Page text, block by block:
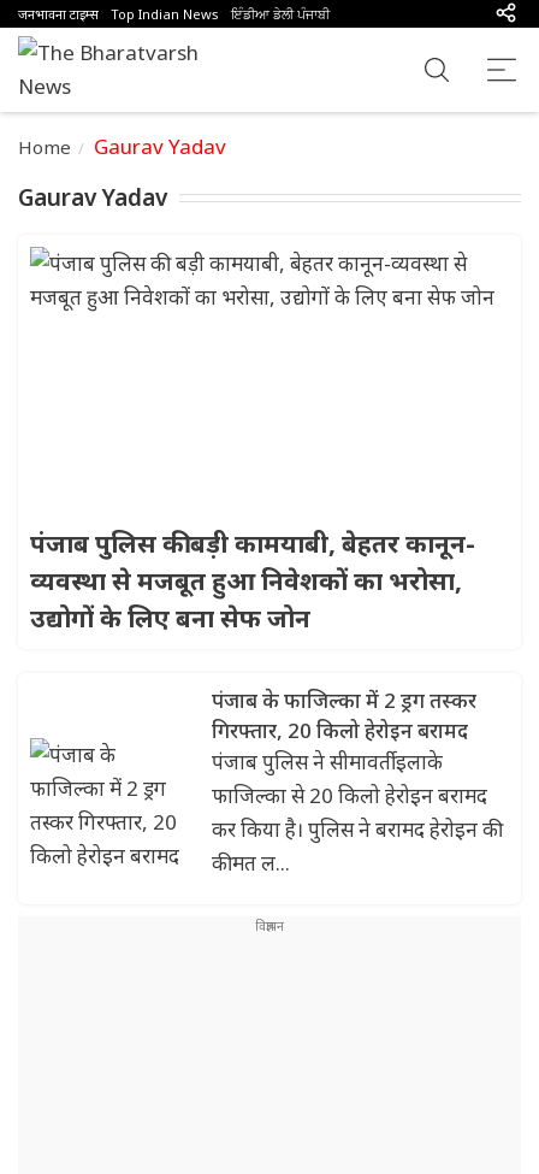
जनभावना टाइम्स Top Indian News ਇੰਡੀਆ ਡੇਲੀ ਪੰਜਾਬੀ
Home Gaurav Yadav
Gaurav Yadav
पंजाब पुलिस की बड़ी कामयाबी, बेहतर कानून-
व्यवस्था से मजबूत हुआ निवेशकों का भरोसा,
उद्योगों के लिए बना सेफ जोन
पंजाब के फाजिल्का में 2 ड्रग तस्कर
गिरफ्तार, 20 किलो हेरोइन बरामद
पंजाब पुलिस ने सीमावर्ती इलाके
फाजिल्का से 20 किलो हेरोइन बरामद
कर किया है। पुलिस ने बरामद हेरोइन की
कीमत ल...